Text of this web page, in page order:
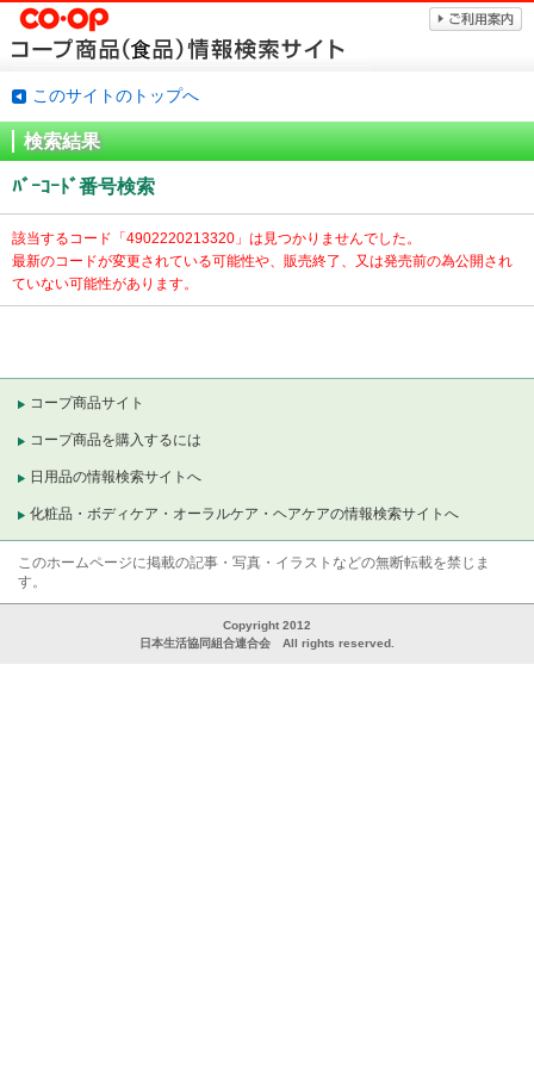
このサイトのトップへ
検索結果
ﾊﾞｰｺｰﾄﾞ番号検索
該当するコード「4902220213320」は見つかりませんでした。
最新のコードが変更されている可能性や、販売終了、又は発売前の為公開され
ていない可能性があります。
コープ商品サイト
コープ商品を購入するには
日用品の情報検索サイトへ
化粧品・ボディケア・オーラルケア・ヘアケアの情報検索サイトへ
このホームページに掲載の記事・写真・イラストなどの無断転載を禁じま
す。
Copyright 2012
日本生活協同組合連合会 All rights reserved.